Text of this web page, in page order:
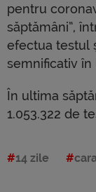
pentru
săptămâni”,
efectua testul
semnificativ în
În ultima
1.053.322 de
14 zile